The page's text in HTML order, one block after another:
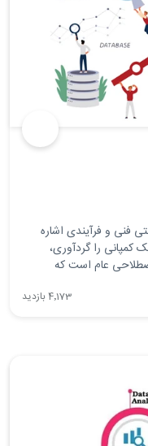
فنی و فرآیندی اشاره
کمپانی را گردآوری،
عام است که
تحلیل‌ توصیفی، و غیره را
4٬173 بازدید